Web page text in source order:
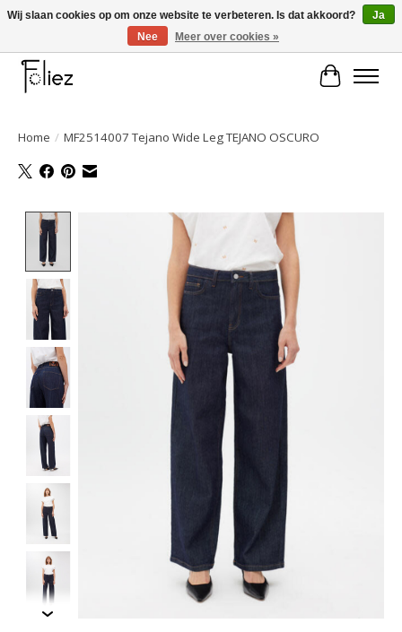
Large selection of products and fast shipping!
Home / MF2514007 Tejano Wide Leg TEJANO OSCURO
Product image slideshow Items
Wij slaan cookies op om onze website te verbeteren. Is dat akkoord?
Ja
Nee
Meer over cookies »